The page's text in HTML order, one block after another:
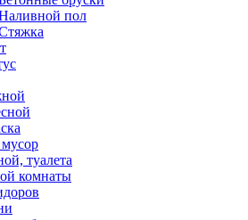
пол
туалета
комнаты